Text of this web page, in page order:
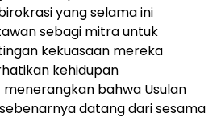
yang selama ini
sebagi mitra untuk
kekuasaan mereka
kehidupan
bahwa Usulan
datang dari sesama